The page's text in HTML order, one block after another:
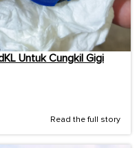
Untuk Cungkil Gigi
Read the full story